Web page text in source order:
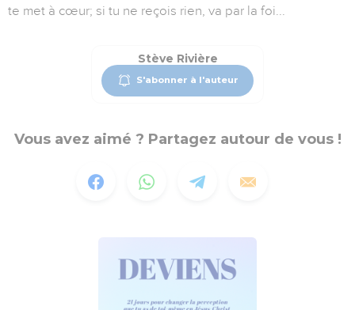
te met à cœur; si tu ne reçois rien, va par la foi...
Stève Rivière
S'abonner à l'auteur
Vous avez aimé ? Partagez autour de vous !